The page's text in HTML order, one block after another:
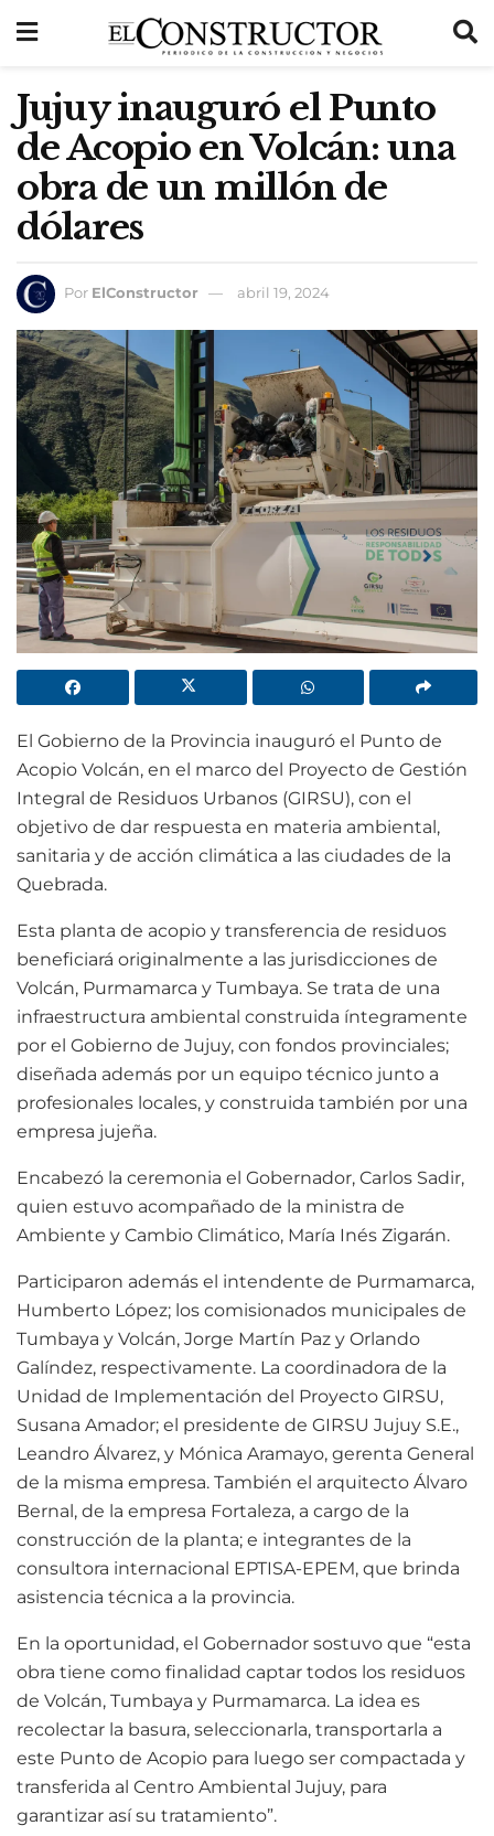
Jujuy inauguró el Punto
de Acopio en Volcán: una
obra de un millón de
dólares
Por ElConstructor abril 19, 2024
El Gobierno de la Provincia inauguró el Punto de
Acopio Volcán, en el marco del Proyecto de Gestión
Integral de Residuos Urbanos (GIRSU), con el
objetivo de dar respuesta en materia ambiental,
sanitaria y de acción climática a las ciudades de la
Quebrada.
Esta planta de acopio y transferencia de residuos
beneficiará originalmente a las jurisdicciones de
Volcán, Purmamarca y Tumbaya. Se trata de una
infraestructura ambiental construida íntegramente
por el Gobierno de Jujuy, con fondos provinciales;
diseñada además por un equipo técnico junto a
profesionales locales, y construida también por una
empresa jujeña.
Encabezó la ceremonia el Gobernador, Carlos Sadir,
quien estuvo acompañado de la ministra de
Ambiente y Cambio Climático, María Inés Zigarán.
Participaron además el intendente de Purmamarca,
Humberto López; los comisionados municipales de
Tumbaya y Volcán, Jorge Martín Paz y Orlando
Galíndez, respectivamente. La coordinadora de la
Unidad de Implementación del Proyecto GIRSU,
Susana Amador; el presidente de GIRSU Jujuy S.E.,
Leandro Álvarez, y Mónica Aramayo, gerenta General
de la misma empresa. También el arquitecto Álvaro
Bernal, de la empresa Fortaleza, a cargo de la
construcción de la planta; e integrantes de la
consultora internacional EPTISA-EPEM, que brinda
asistencia técnica a la provincia.
En la oportunidad, el Gobernador sostuvo que “esta
obra tiene como finalidad captar todos los residuos
de Volcán, Tumbaya y Purmamarca. La idea es
recolectar la basura, seleccionarla, transportarla a
este Punto de Acopio para luego ser compactada y
transferida al Centro Ambiental Jujuy, para
garantizar así su tratamiento”.